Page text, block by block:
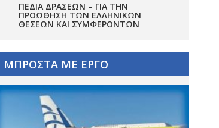
ΠΕΔΊΑ ΔΡΆΣΕΩΝ – ΓΙΑ ΤΗΝ
ΠΡΟΏΘΗΣΗ ΤΩΝ ΕΛΛΗΝΙΚΏΝ
ΘΈΣΕΩΝ ΚΑΙ ΣΥΜΦΕΡΌΝΤΩΝ
ΜΠΡΟΣΤΑ ΜΕ ΕΡΓΟ